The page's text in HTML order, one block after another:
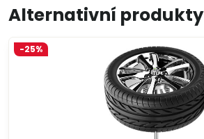
Alternativní produkty
-25%